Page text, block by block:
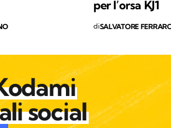
per l’orsa KJ1
diSALVATORE
social